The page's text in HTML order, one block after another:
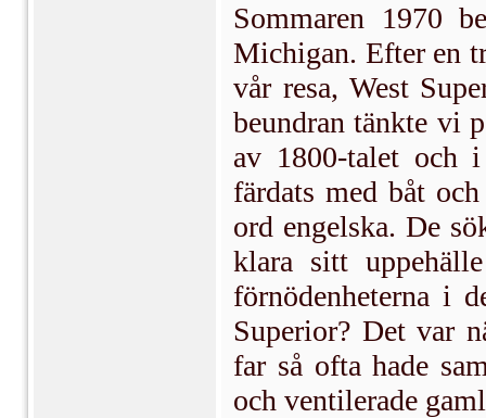
Sommaren 1970
Michigan. Efter en
vår resa, West
beundran tänkte vi
av 1800-talet och
färdats med båt
ord engelska. De
klara sitt
förnödenheterna i
Superior? Det var
far så ofta hade
och ventilerade